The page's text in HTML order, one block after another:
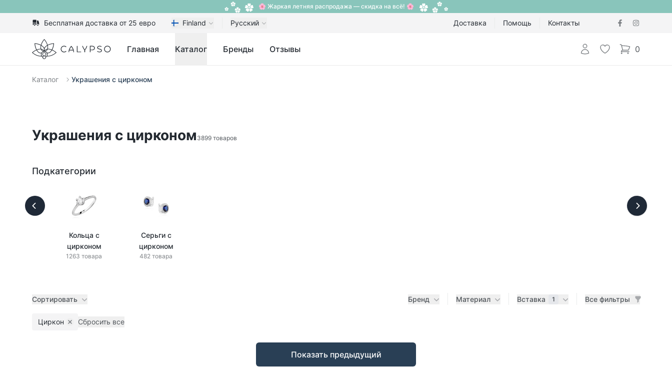
🌸 Жаркая летняя распродажа — скидка на всё! 🌸
Бесплатная доставка от 25 евро Finland Русский Доставка Помощь Контакты
Calypso Главная Каталог Бренды Отзывы Авторизоваться
Избранное
0
items in cart,
Каталог Украшения с цирконом
Украшения с цирконом 3899 товаров
Подкатегории
Кольца с
цирконом
1263 товара
Серьги с
цирконом
482 товара
Сортировать Бренд Материал Вставка 1 Все фильтры
Циркон Remove filter
Сбросить все
Показать предыдущий